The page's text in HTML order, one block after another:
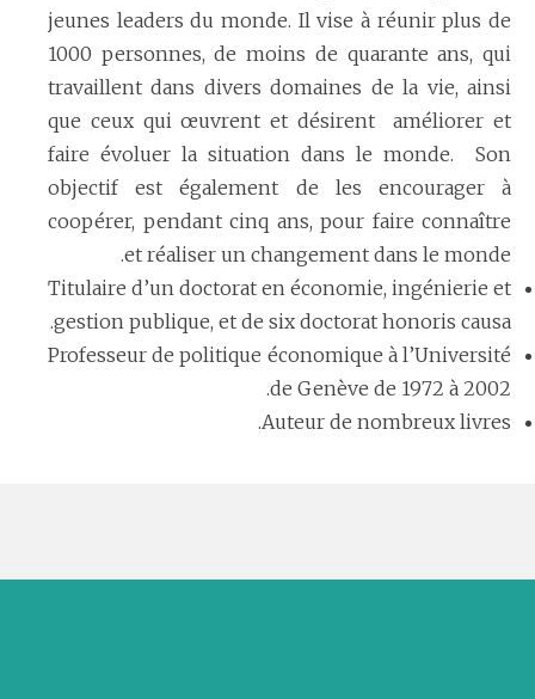
jeunes leaders du monde. Il vise à réunir plus de
1000 personnes, de moins de quarante ans, qui
travaillent dans divers domaines de la vie, ainsi
que ceux qui œuvrent et désirent améliorer et
faire évoluer la situation dans le monde. Son
objectif est également de les encourager à
coopérer, pendant cinq ans, pour faire connaître
et réaliser un changement dans le monde.
Titulaire d’un doctorat en économie, ingénierie et
gestion publique, et de six doctorat honoris causa.
Professeur de politique économique à l’Université
de Genève de 1972 à 2002.
Auteur de nombreux livres.